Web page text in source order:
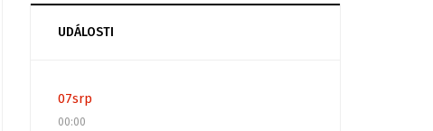
UDÁLOSTI
07srp
00:00